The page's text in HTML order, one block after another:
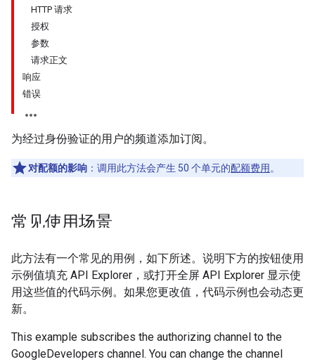
HTTP 请求
授权
参数
请求正文
响应
错误
为经过身份验证的用户的频道添加订阅。
对配额的影响 ：调用此方法会产生 50 个单元的配额费用 。
常见使用场景